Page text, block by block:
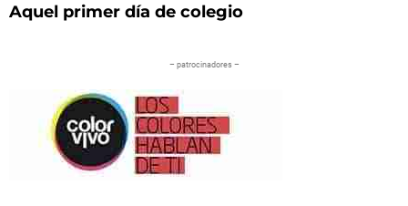
Aquel primer día de colegio
– patrocinadores –